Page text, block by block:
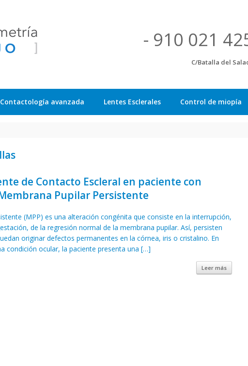
- 910 021
C/Batalla del
Contactología avanzada Lentes Esclerales Control de miopía
de Contacto Escleral en paciente con
Pupilar Persistente
(MPP) es una alteración congénita que consiste en la interrupción,
de la regresión normal de la membrana pupilar. Así, persisten
originar defectos permanentes en la córnea, iris o cristalino. En
condición ocular, la paciente presenta una […]
Leer más